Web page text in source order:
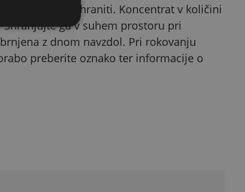
pravilno shraniti. Koncentrat v količini
ga v suhem prostoru pri
z dnom navzdol. Pri rokovanju
preberite oznako ter informacije o